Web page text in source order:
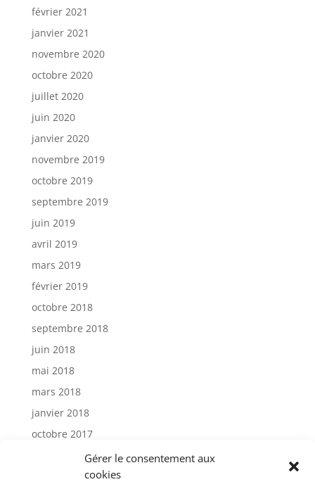
Gérer le consentement aux
cookies
février 2021
janvier 2021
novembre 2020
octobre 2020
juillet 2020
juin 2020
janvier 2020
novembre 2019
octobre 2019
septembre 2019
juin 2019
avril 2019
mars 2019
février 2019
octobre 2018
septembre 2018
juin 2018
mai 2018
mars 2018
janvier 2018
octobre 2017
janvier 2017